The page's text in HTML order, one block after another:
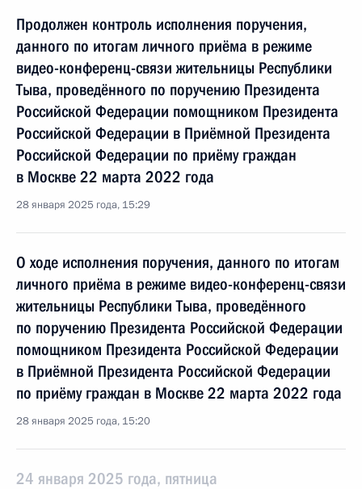
Продолжен контроль исполнения поручения,
данного по итогам личного приёма в режиме
видео-конференц-связи жительницы Республики
Тыва, проведённого по поручению Президента
Российской Федерации помощником Президента
Российской Федерации в Приёмной Президента
Российской Федерации по приёму граждан
в Москве 22 марта 2022 года
28 января 2025 года, 15:29
О ходе исполнения поручения, данного по итогам
личного приёма в режиме видео-конференц-связи
жительницы Республики Тыва, проведённого
по поручению Президента Российской Федерации
помощником Президента Российской Федерации
в Приёмной Президента Российской Федерации
по приёму граждан в Москве 22 марта 2022 года
28 января 2025 года, 15:20
24 января 2025 года, пятница